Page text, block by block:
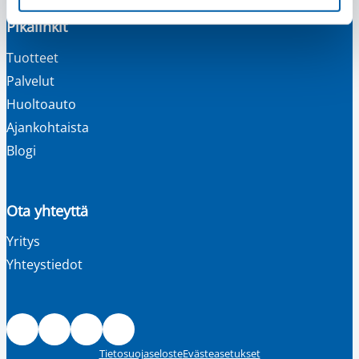
Pikalinkit
Tuotteet
Palvelut
Huoltoauto
Ajankohtaista
Blogi
Ota yhteyttä
Yritys
Yhteystiedot
FacebookInstagramLinkedInYoutube
TietosuojaselosteEvästeasetukset